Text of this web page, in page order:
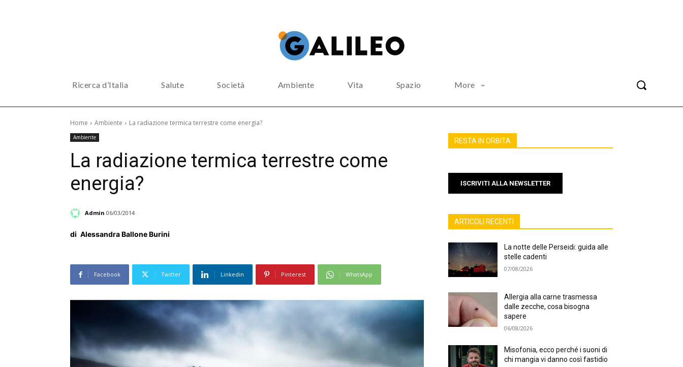
Ricerca d’Italia Salute Società Ambiente Vita Spazio More
Home Ambiente La radiazione termica terrestre come energia?
Ambiente
La radiazione termica terrestre come
energia?
Admin 06/03/2014
di Alessandra Ballone Burini
Facebook Twitter Linkedin Pinterest WhatsApp
RESTA IN ORBITA
ISCRIVITI ALLA NEWSLETTER
ARTICOLI RECENTI
La notte delle Perseidi: guida alle
stelle cadenti
07/08/2026
Allergia alla carne trasmessa
dalle zecche, cosa bisogna
sapere
06/08/2026
Misofonia, ecco perché i suoni di
chi mangia vi danno così fastidio